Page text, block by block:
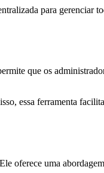
para gerenciar
que os
essa ferramenta
oferece uma